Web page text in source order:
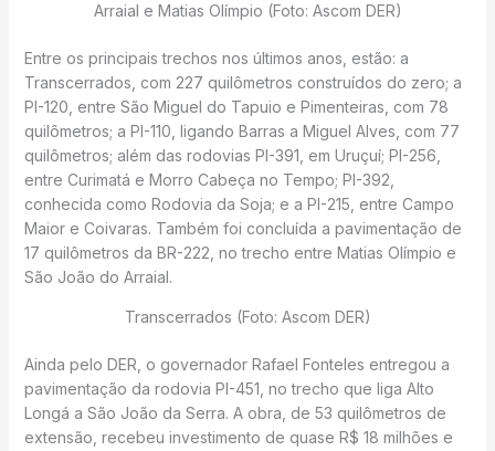
Arraial e Matias Olímpio (Foto: Ascom DER)
Entre os principais trechos nos últimos anos, estão: a
Transcerrados, com 227 quilômetros construídos do zero; a
PI-120, entre São Miguel do Tapuio e Pimenteiras, com 78
quilômetros; a PI-110, ligando Barras a Miguel Alves, com 77
quilômetros; além das rodovias PI-391, em Uruçuí; PI-256,
entre Curimatá e Morro Cabeça no Tempo; PI-392,
conhecida como Rodovia da Soja; e a PI-215, entre Campo
Maior e Coivaras. Também foi concluída a pavimentação de
17 quilômetros da BR-222, no trecho entre Matias Olímpio e
São João do Arraial.
Transcerrados (Foto: Ascom DER)
Ainda pelo DER, o governador Rafael Fonteles entregou a
pavimentação da rodovia PI-451, no trecho que liga Alto
Longá a São João da Serra. A obra, de 53 quilômetros de
extensão, recebeu investimento de quase R$ 18 milhões e